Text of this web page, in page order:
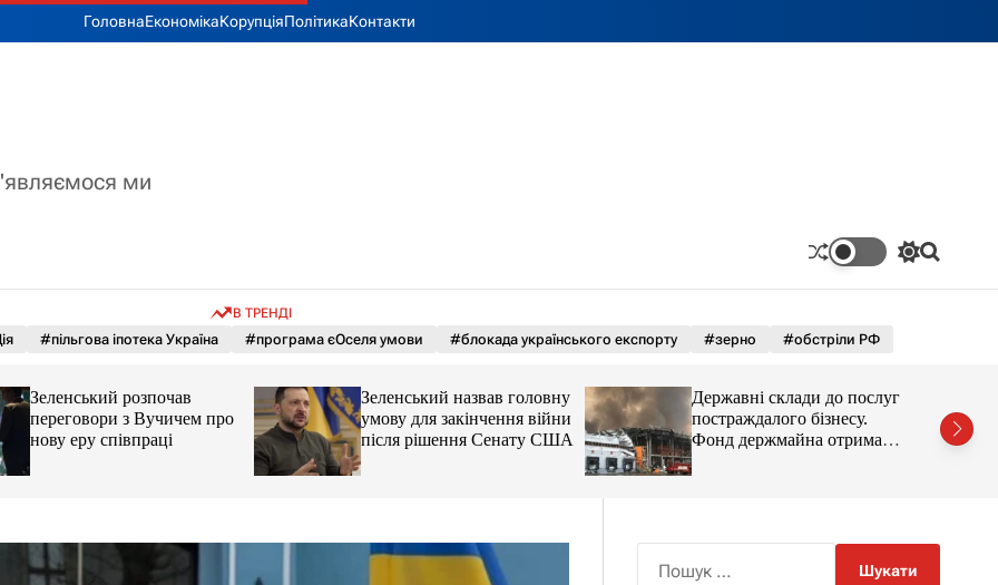
ГоловнаЕкономікаКорупціяПолітикаКонтакти
ми
П
м
а
о
о
в
о
П
В ТРЕНДІ
#пільгова іпотека Україна #програма єОселя умови #блокада українського експорту #зерно #обстріли РФ
Зеленський розпочав
переговори з Вучичем про
нову еру співпраці
Зеленський назвав головну
умову для закінчення війни
після рішення Сенату США
Державні склади до послуг
постраждалого бізнесу.
Фонд держмайна отримав
завдання від прем’єра